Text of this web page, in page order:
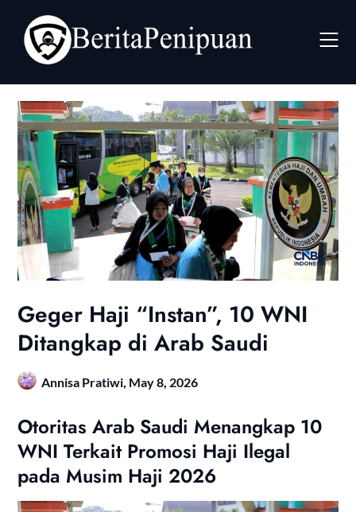
content
Geger Haji “Instan”, 10 WNI
Ditangkap di Arab Saudi
Annisa Pratiwi, May 8, 2026
Otoritas Arab Saudi Menangkap 10
WNI Terkait Promosi Haji Ilegal
pada Musim Haji 2026